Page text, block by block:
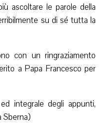
ascoltare le parole della
su di sé tutta la
con un ringraziamento
a Papa Francesco per
integrale degli appunti,
Sberna)